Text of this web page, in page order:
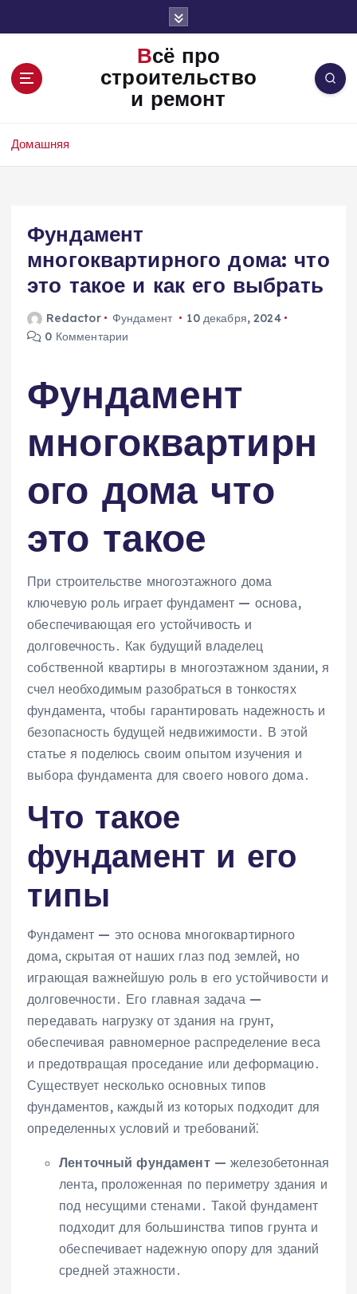
Всё про
строительство
и ремонт
Домашняя
Фундамент
многоквартирного дома: что
это такое и как его выбрать
Redactor Фундамент
10 декабря, 2024
0 Комментарии
Фундамент
многоквартирн
ого дома что
это такое
При строительстве многоэтажного дома
ключевую роль играет фундамент — основа,
обеспечивающая его устойчивость и
долговечность․ Как будущий владелец
собственной квартиры в многоэтажном здании, я
счел необходимым разобраться в тонкостях
фундамента, чтобы гарантировать надежность и
безопасность будущей недвижимости․ В этой
статье я поделюсь своим опытом изучения и
выбора фундамента для своего нового дома․
Что такое
фундамент и его
типы
Фундамент — это основа многоквартирного
дома, скрытая от наших глаз под землей, но
играющая важнейшую роль в его устойчивости и
долговечности․ Его главная задача —
передавать нагрузку от здания на грунт,
обеспечивая равномерное распределение веса
и предотвращая проседание или деформацию․
Существует несколько основных типов
фундаментов, каждый из которых подходит для
определенных условий и требований⁚
Ленточный фундамент— железобетонная
лента, проложенная по периметру здания и
под несущими стенами․ Такой фундамент
подходит для большинства типов грунта и
обеспечивает надежную опору для зданий
средней этажности․